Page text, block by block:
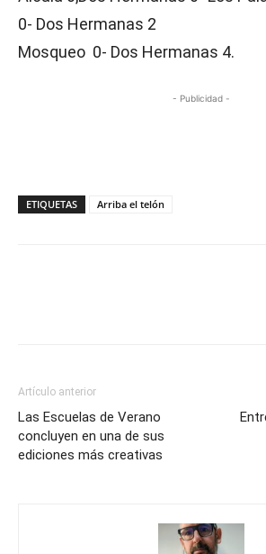
0- Dos Hermanas 2
Mosqueo 0- Dos Hermanas 4.
- Publicidad -
ETIQUETAS Arriba el telón
Artículo anterior
Las Escuelas de Verano
concluyen en una de sus
ediciones más creativas